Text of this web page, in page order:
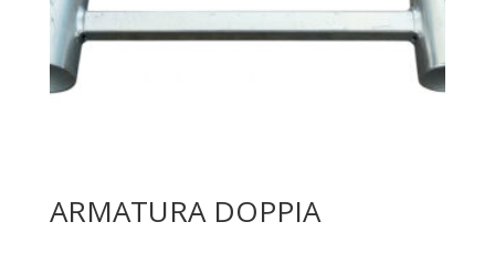
ARMATURA DOPPIA